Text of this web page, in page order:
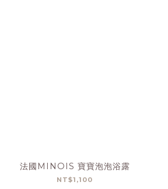
法國MINOIS 寶寶泡泡浴露
NT$1,100